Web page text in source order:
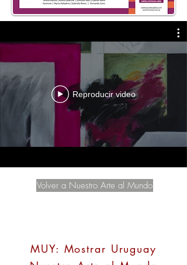
Reproducir video
Volver a Nuestro Arte al Mundo
MUY: Mostrar Uruguay